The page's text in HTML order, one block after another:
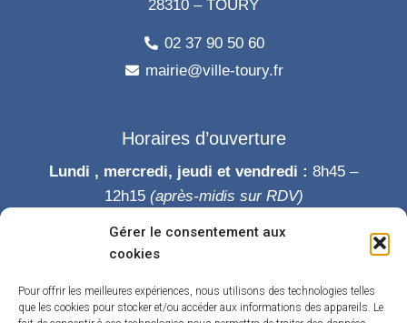
Gérer le consentement aux
cookies
Pour offrir les meilleures expériences, nous utilisons des technologies telles
que les cookies pour stocker et/ou accéder aux informations des appareils. Le
28310 – TOURY
02 37 90 50 60
mairie@ville-toury.fr
Horaires d’ouverture
Lundi , mercredi, jeudi et vendredi : 8h45 –
12h15 (après-midis sur RDV)